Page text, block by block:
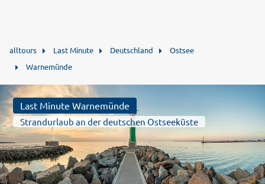
alltours Last Minute Deutschland
Ostsee
Warnemünde
Last Minute Warnemünde
Strandurlaub an der deutschen Ostseeküste